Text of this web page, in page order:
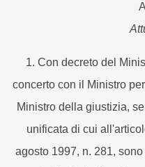
1. Con decreto del
concerto con il Ministro
Ministro della giustizia,
unificata di cui
agosto 1997, n. 281,